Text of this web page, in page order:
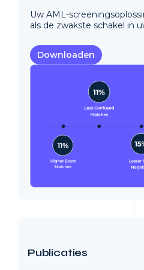
Uw AML-
als de zwakste schakel in
Downloaden
Publicaties